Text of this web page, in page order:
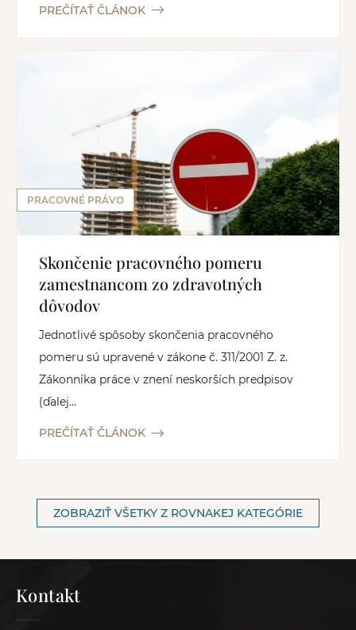
PREČÍTAŤ ČLÁNOK
PRACOVNÉ PRÁVO
Skončenie pracovného pomeru
zamestnancom zo zdravotných
dôvodov
Jednotlivé spôsoby skončenia pracovného
pomeru sú upravené v zákone č. 311/2001 Z. z.
Zákonníka práce v znení neskorších predpisov
(ďalej...
PREČÍTAŤ ČLÁNOK
ZOBRAZIŤ VŠETKY Z ROVNAKEJ KATEGÓRIE
Kontakt